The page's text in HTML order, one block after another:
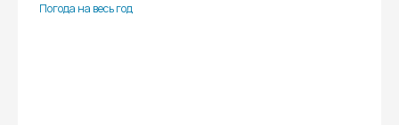
Погода на весь год